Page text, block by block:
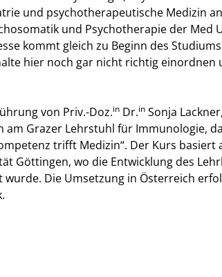
und psychotherapeutische Medizin
und Psychotherapie der Med
kommt gleich zu Beginn des
hier noch gar nicht richtig einordnen
von Priv.-Doz.in Dr.in Sonja Lackner,
Grazer Lehrstuhl für Immunologie,
trifft Medizin“. Der Kurs basiert
Göttingen, wo die Entwicklung des
Die Umsetzung in Österreich